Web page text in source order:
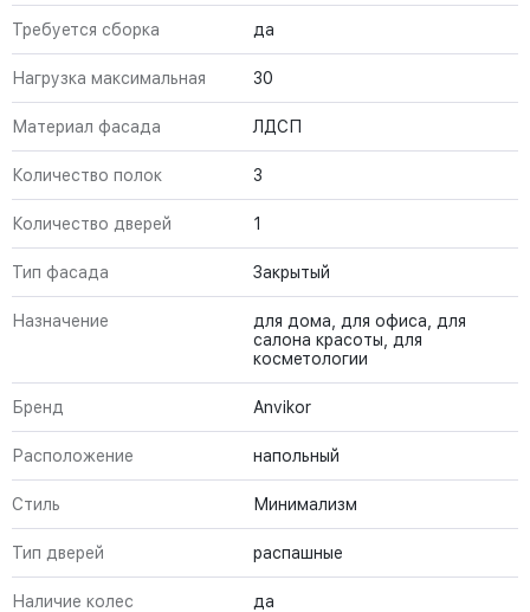
Требуется сборка да
Нагрузка максимальная 30
Материал фасада ЛДСП
Количество полок 3
Количество дверей 1
Тип фасада Закрытый
Назначение
для дома, для офиса, для
салона красоты, для
косметологии
Бренд Anvikor
Расположение напольный
Стиль Минимализм
Тип дверей распашные
Наличие колес да